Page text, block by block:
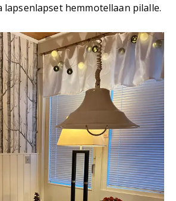
lapsenlapset hemmotellaan pilalle.